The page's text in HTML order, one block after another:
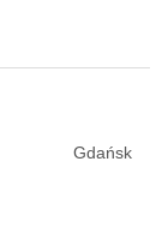
Gdańsk